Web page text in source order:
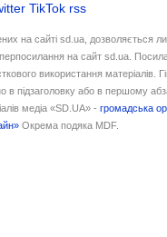
TikTok rss
на сайті sd.ua, дозволяється
на сайт sd.ua.
використання матеріалів.
в підзаголовку або в першому
медіа «SD.UA» -громадська
Окрема подяка MDF.